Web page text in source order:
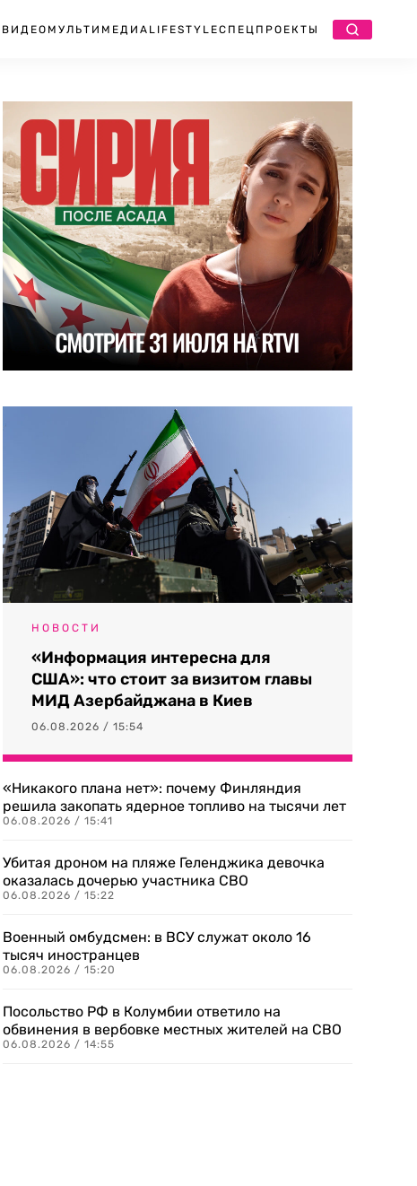
ВИДЕО МУЛЬТИМЕДИА LIFESTYLEСПЕЦПРОЕКТЫ
НОВОСТИ
«Информация интересна для
США»: что стоит за визитом главы
МИД Азербайджана в Киев
06.08.2026 / 15:54
«Никакого плана нет»: почему Финляндия
решила закопать ядерное топливо на тысячи лет
06.08.2026 / 15:41
Убитая дроном на пляже Геленджика девочка
оказалась дочерью участника СВО
06.08.2026 / 15:22
Военный омбудсмен: в ВСУ служат около 16
тысяч иностранцев
06.08.2026 / 15:20
Посольство РФ в Колумбии ответило на
обвинения в вербовке местных жителей на СВО
06.08.2026 / 14:55